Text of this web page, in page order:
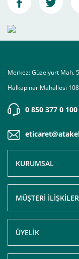
Merkez: Güzelyurt Mah.
Halkapınar Mahallesi
0 850 377 0 100
KURUMSAL
MÜŞTERİ
ÜYELİK